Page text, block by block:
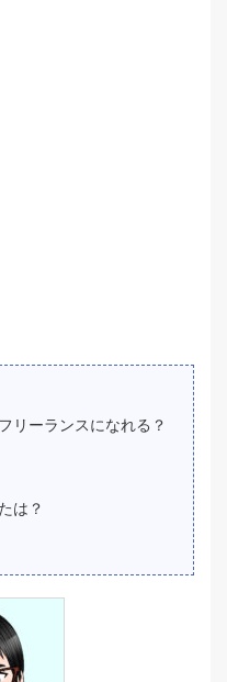
リーランスになれる？
は？